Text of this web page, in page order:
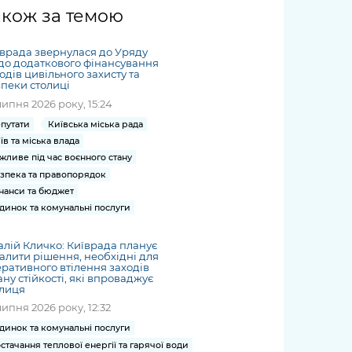
Безбар'єрність
Київська міська військова
адміністрація
Портал послуг
Міський застосунок Київ
Цифровий
Важливе під час
воєнного стану
міській військовій
адміністрації
«Ініціатива
«Партнерство
«Відкритий Уряд» –
місцевий рівень»
Важливе під час
воєнного стану
дій чи
на
дашборди
та
/
журналіст
ський
Submitting
a media
request
за темою
звернулася до Уряду
додаткового фінансування
цивільного захисту та
столиці
2026 року, 15:24
Київська міська рада
та міська влада
під час воєнного стану
та правопорядок
та бюджет
та комунальні послуги
Кличко: Київрада планує
рішення, необхідні для
втілення заходів
стійкості, які впроваджує
2026 року, 12:32
та комунальні послуги
теплової енергії та гарячої води